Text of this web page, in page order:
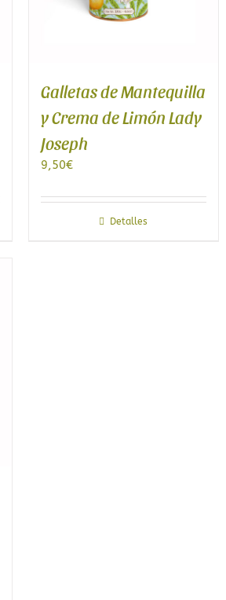
Galletas de Mantequilla
y Crema de Limón Lady
Joseph
9,50€
Detalles